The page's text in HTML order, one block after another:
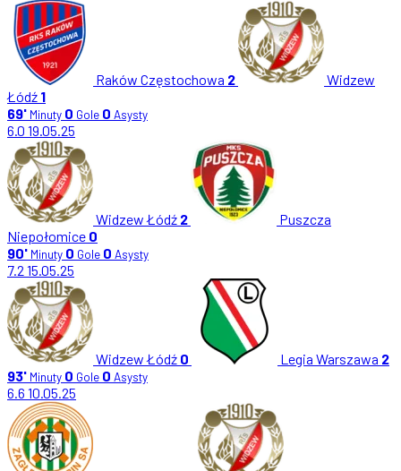
Raków Częstochowa 2
Widzew
Łódź 1
69' Minuty 0 Gole 0 Asysty
6.0 19.05.25
Widzew Łódź 2
Puszcza
Niepołomice 0
90' Minuty 0 Gole 0 Asysty
7.2 15.05.25
Widzew Łódź 0 Legia Warszawa 2
93' Minuty 0 Gole 0 Asysty
6.6 10.05.25